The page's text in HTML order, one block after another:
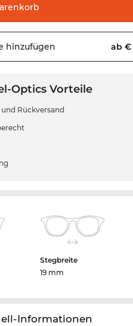
hinzufügen ab €
Optics Vorteile
Rückversand
Stegbreite
19 mm
Informationen